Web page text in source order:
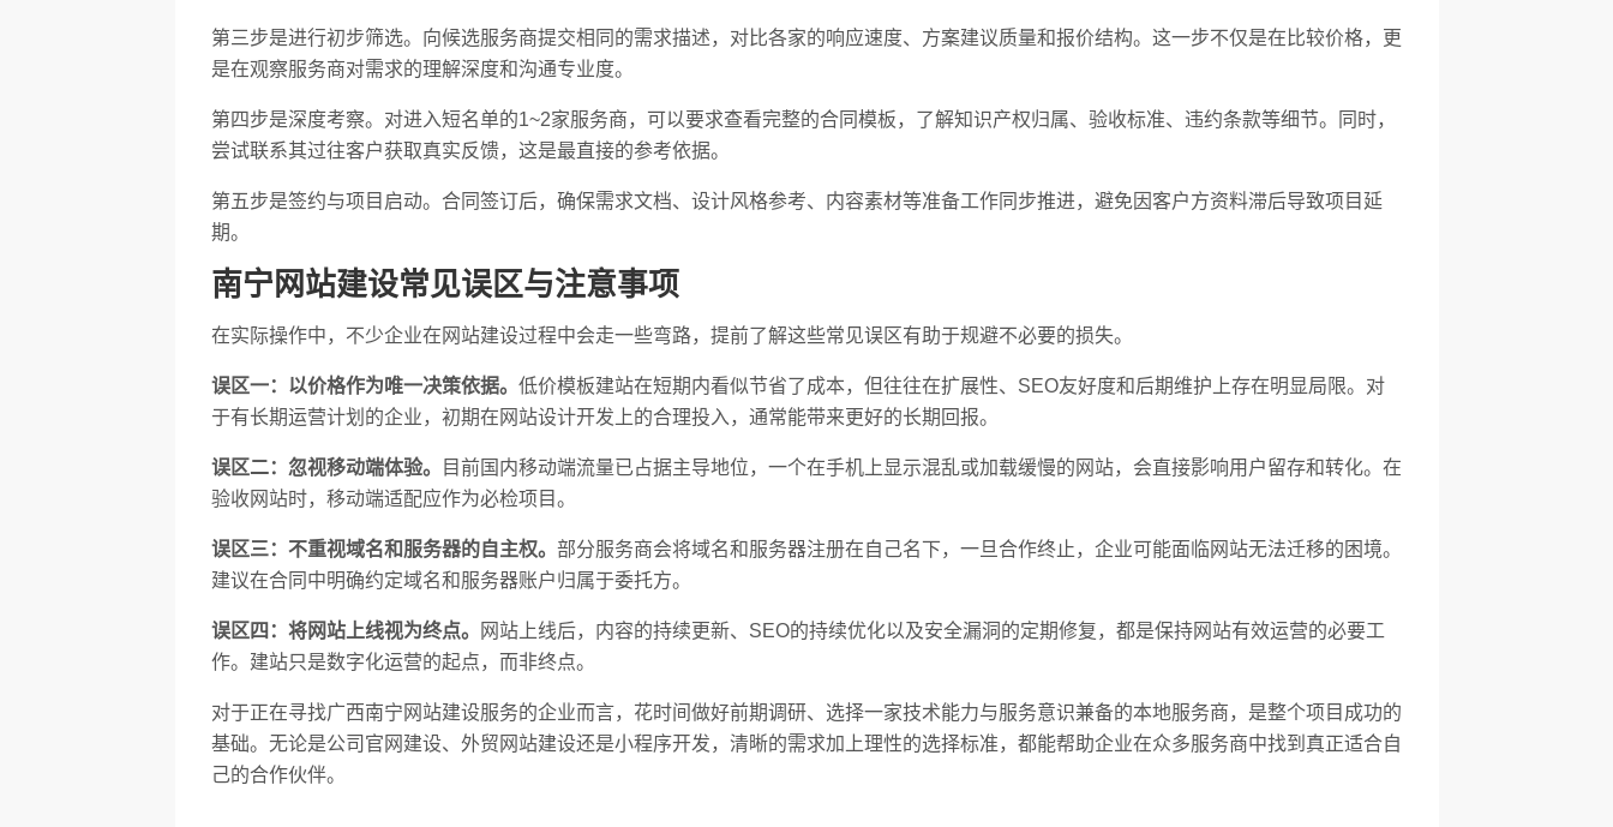
第三步是进行初步筛选。向候选服务商提交相同的需求描述，对比各家的响应速度、方案建议质量和报价结构。这一步不仅是在比较价格，更
是在观察服务商对需求的理解深度和沟通专业度。
第四步是深度考察。对进入短名单的1~2家服务商，可以要求查看完整的合同模板，了解知识产权归属、验收标准、违约条款等细节。同时，
尝试联系其过往客户获取真实反馈，这是最直接的参考依据。
第五步是签约与项目启动。合同签订后，确保需求文档、设计风格参考、内容素材等准备工作同步推进，避免因客户方资料滞后导致项目延
期。
南宁网站建设常见误区与注意事项
在实际操作中，不少企业在网站建设过程中会走一些弯路，提前了解这些常见误区有助于规避不必要的损失。
误区一：以价格作为唯一决策依据。 低价模板建站在短期内看似节省了成本，但往往在扩展性、SEO友好度和后期维护上存在明显局限。对
于有长期运营计划的企业，初期在网站设计开发上的合理投入，通常能带来更好的长期回报。
误区二：忽视移动端体验。
目前国内移动端流量已占据主导地位，一个在手机上显示混乱或加载缓慢的网站，会直接影响用户留存和转化。在
验收网站时，移动端适配应作为必检项目。
误区三：不重视域名和服务器的自主权。 部分服务商会将域名和服务器注册在自己名下，一旦合作终止，企业可能面临网站无法迁移的困境。
建议在合同中明确约定域名和服务器账户归属于委托方。
误区四：将网站上线视为终点。
网站上线后，内容的持续更新、SEO的持续优化以及安全漏洞的定期修复，都是保持网站有效运营的必要工
作。建站只是数字化运营的起点，而非终点。
对于正在寻找广西南宁网站建设服务的企业而言，花时间做好前期调研、选择一家技术能力与服务意识兼备的本地服务商，是整个项目成功的
基础。无论是公司官网建设、外贸网站建设还是小程序开发，清晰的需求加上理性的选择标准，都能帮助企业在众多服务商中找到真正适合自
己的合作伙伴。